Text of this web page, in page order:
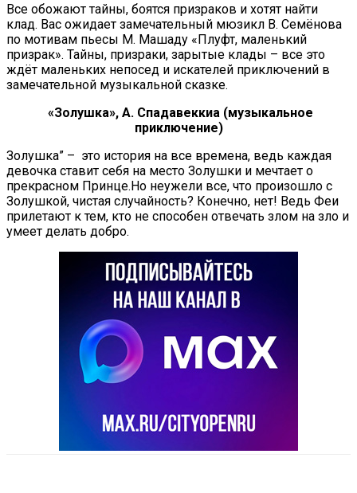
Все обожают тайны, боятся призраков и хотят найти
клад. Вас ожидает замечательный мюзикл В. Семёнова
по мотивам пьесы М. Машаду «Плуфт, маленький
призрак». Тайны, призраки, зарытые клады – все это
ждёт маленьких непосед и искателей приключений в
замечательной музыкальной сказке.
«Золушка», А. Спадавеккиа (музыкальное
приключение)
Золушка” – это история на все времена, ведь каждая
девочка ставит себя на место Золушки и мечтает о
прекрасном Принце.Но неужели все, что произошло с
Золушкой, чистая случайность? Конечно, нет! Ведь Феи
прилетают к тем, кто не способен отвечать злом на зло и
умеет делать добро.